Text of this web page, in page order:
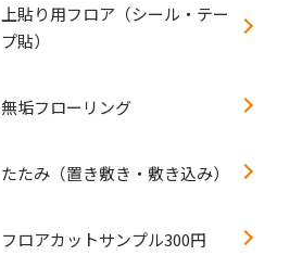
上貼り用フロア（シール・テー
プ貼）
無垢フローリング
たたみ（置き敷き・敷き込み）
フロアカットサンプル300円